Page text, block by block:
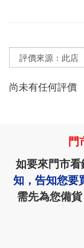
尚未有任何評價
門
如要來門市看
知，告知您要
需先為您備